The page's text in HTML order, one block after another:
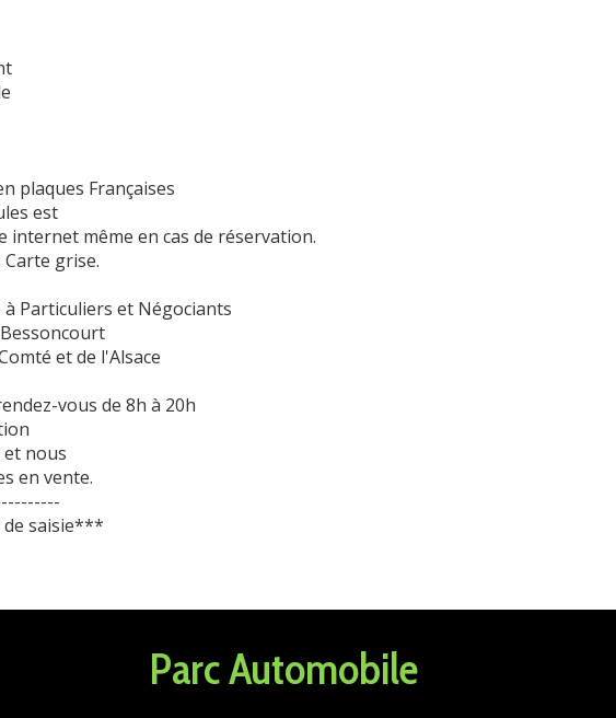
plaques Françaises
est
même en cas de réservation.
grise.
Particuliers et Négociants
et de l'Alsace
vous de 8h à 20h
et nous
en vente.
saisie***
Parc Automobile